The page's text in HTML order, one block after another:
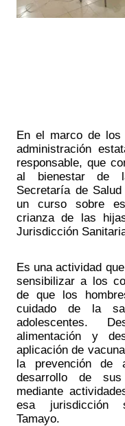
En el marco de los
administración
responsable, que
al bienestar de
Secretaría de
un curso sobre
crianza de las
Jurisdicción
Es una actividad
sensibilizar a los
de que los
cuidado de la
adolescentes.
alimentación y
aplicación de
la prevención de
desarrollo de sus
mediante
esa jurisdicción
Tamayo.